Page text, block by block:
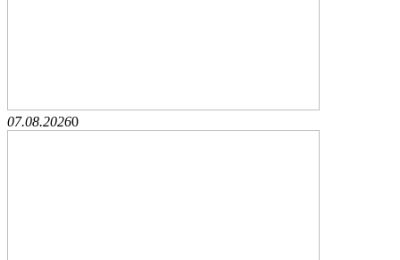
07.08.20260